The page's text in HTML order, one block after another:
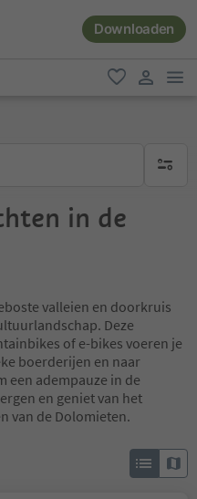
Downloaden
favoriet
geen
in de
valleien en doorkruis
Deze
of e-bikes voeren je
boerderijen en naar
een adempauze in de
en geniet van het
van de Dolomieten.